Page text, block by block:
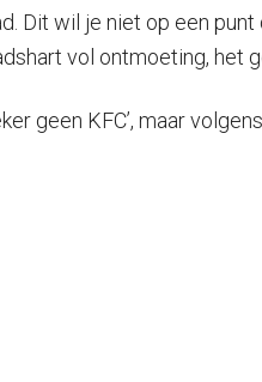
Dit wil je niet op een
vol ontmoeting, het
geen KFC’, maar